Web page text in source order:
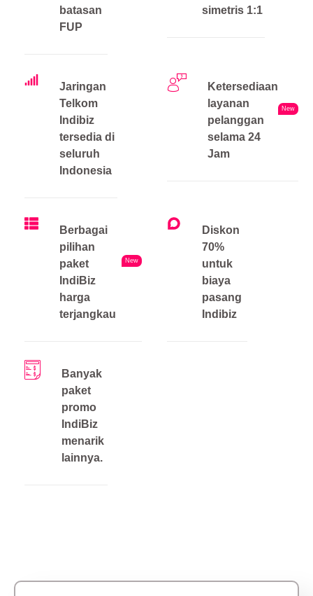
batasan
FUP
simetris 1:1
Jaringan
Telkom
Indibiz
tersedia di
seluruh
Indonesia
Ketersediaan
layanan
pelanggan
selama 24
Jam
New
Berbagai
pilihan
paket
IndiBiz
harga
terjangkau
New
Diskon
70%
untuk
biaya
pasang
Indibiz
Banyak
paket
promo
IndiBiz
menarik
lainnya.